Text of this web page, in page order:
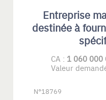
Entreprise
destinée à
CA : 1 060 000
Valeur
N°18769